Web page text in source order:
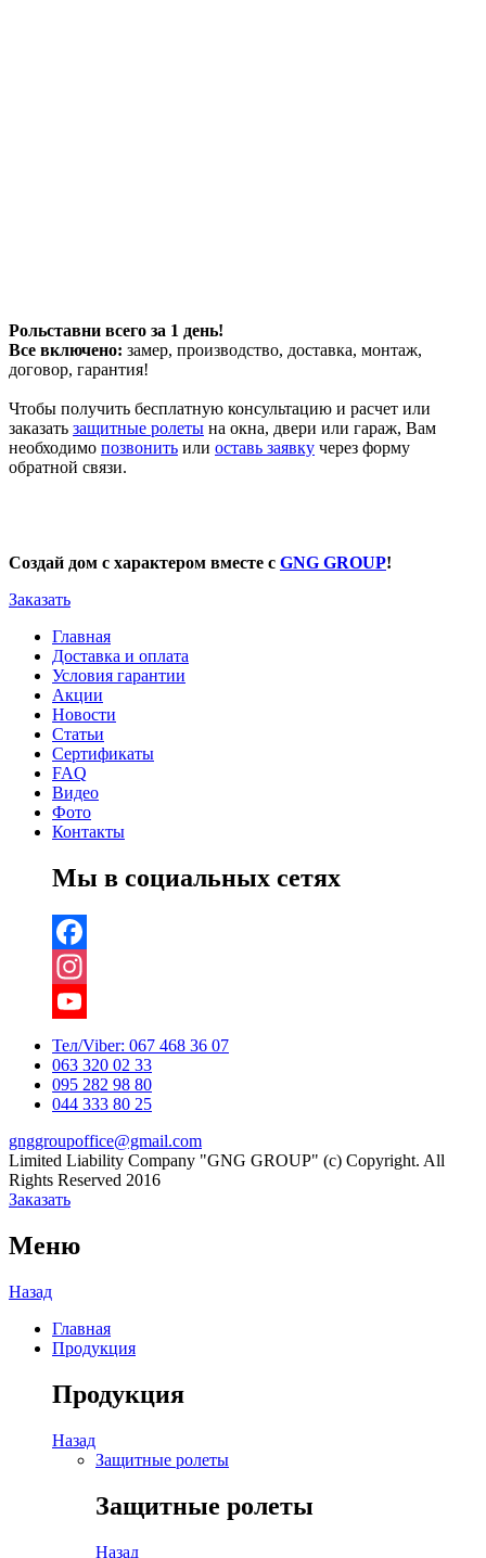
Рольставни всего за 1 день!
Все включено: замер, производство, доставка, монтаж,
договор, гарантия!
Чтобы получить бесплатную консультацию и расчет или
заказать защитные ролеты на окна, двери или гараж, Вам
необходимо позвонить или оставь заявку через форму
обратной связи.
Создай дом с характером вместе с GNG GROUP!
Заказать
Главная
Доставка и оплата
Условия гарантии
Акции
Новости
Статьи
Сертификаты
FAQ
Видео
Фото
Контакты
Мы в социальных сетях
Facebook
Instagram
YouTube
Channel
Тел/Viber: 067 468 36 07
063 320 02 33
095 282 98 80
044 333 80 25
gnggroupoffice@gmail.com
Limited Liability Company "GNG GROUP" (c) Copyright. All
Rights Reserved 2016
Заказать
Меню
Назад
Главная
Продукция
Продукция
Назад
Защитные ролеты
Защитные ролеты
Назад